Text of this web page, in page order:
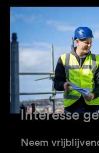
Interesse
Neem